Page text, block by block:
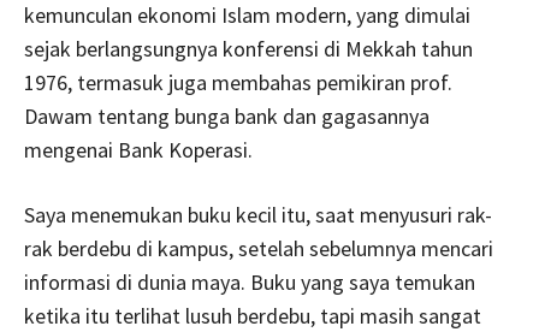
kemunculan ekonomi Islam modern, yang dimulai
sejak berlangsungnya konferensi di Mekkah tahun
1976, termasuk juga membahas pemikiran prof.
Dawam tentang bunga bank dan gagasannya
mengenai Bank Koperasi.
Saya menemukan buku kecil itu, saat menyusuri rak-
rak berdebu di kampus, setelah sebelumnya mencari
informasi di dunia maya. Buku yang saya temukan
ketika itu terlihat lusuh berdebu, tapi masih sangat